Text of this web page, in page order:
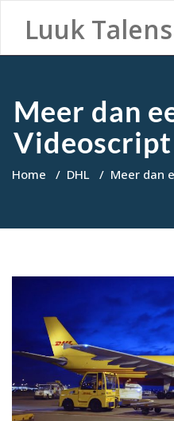
Luuk Talens
Meer dan
Videoscript
Home / DHL / Meer dan